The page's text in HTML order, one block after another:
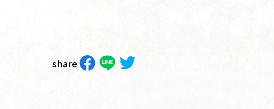
share